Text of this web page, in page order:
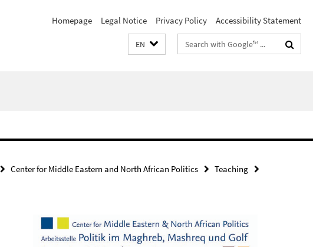
Homepage Legal Notice Privacy Policy Accessibility Statement
EN
Search
terms
Center for Middle Eastern and North African Politics
Teaching